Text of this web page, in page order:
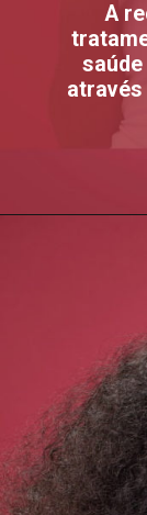
A
através